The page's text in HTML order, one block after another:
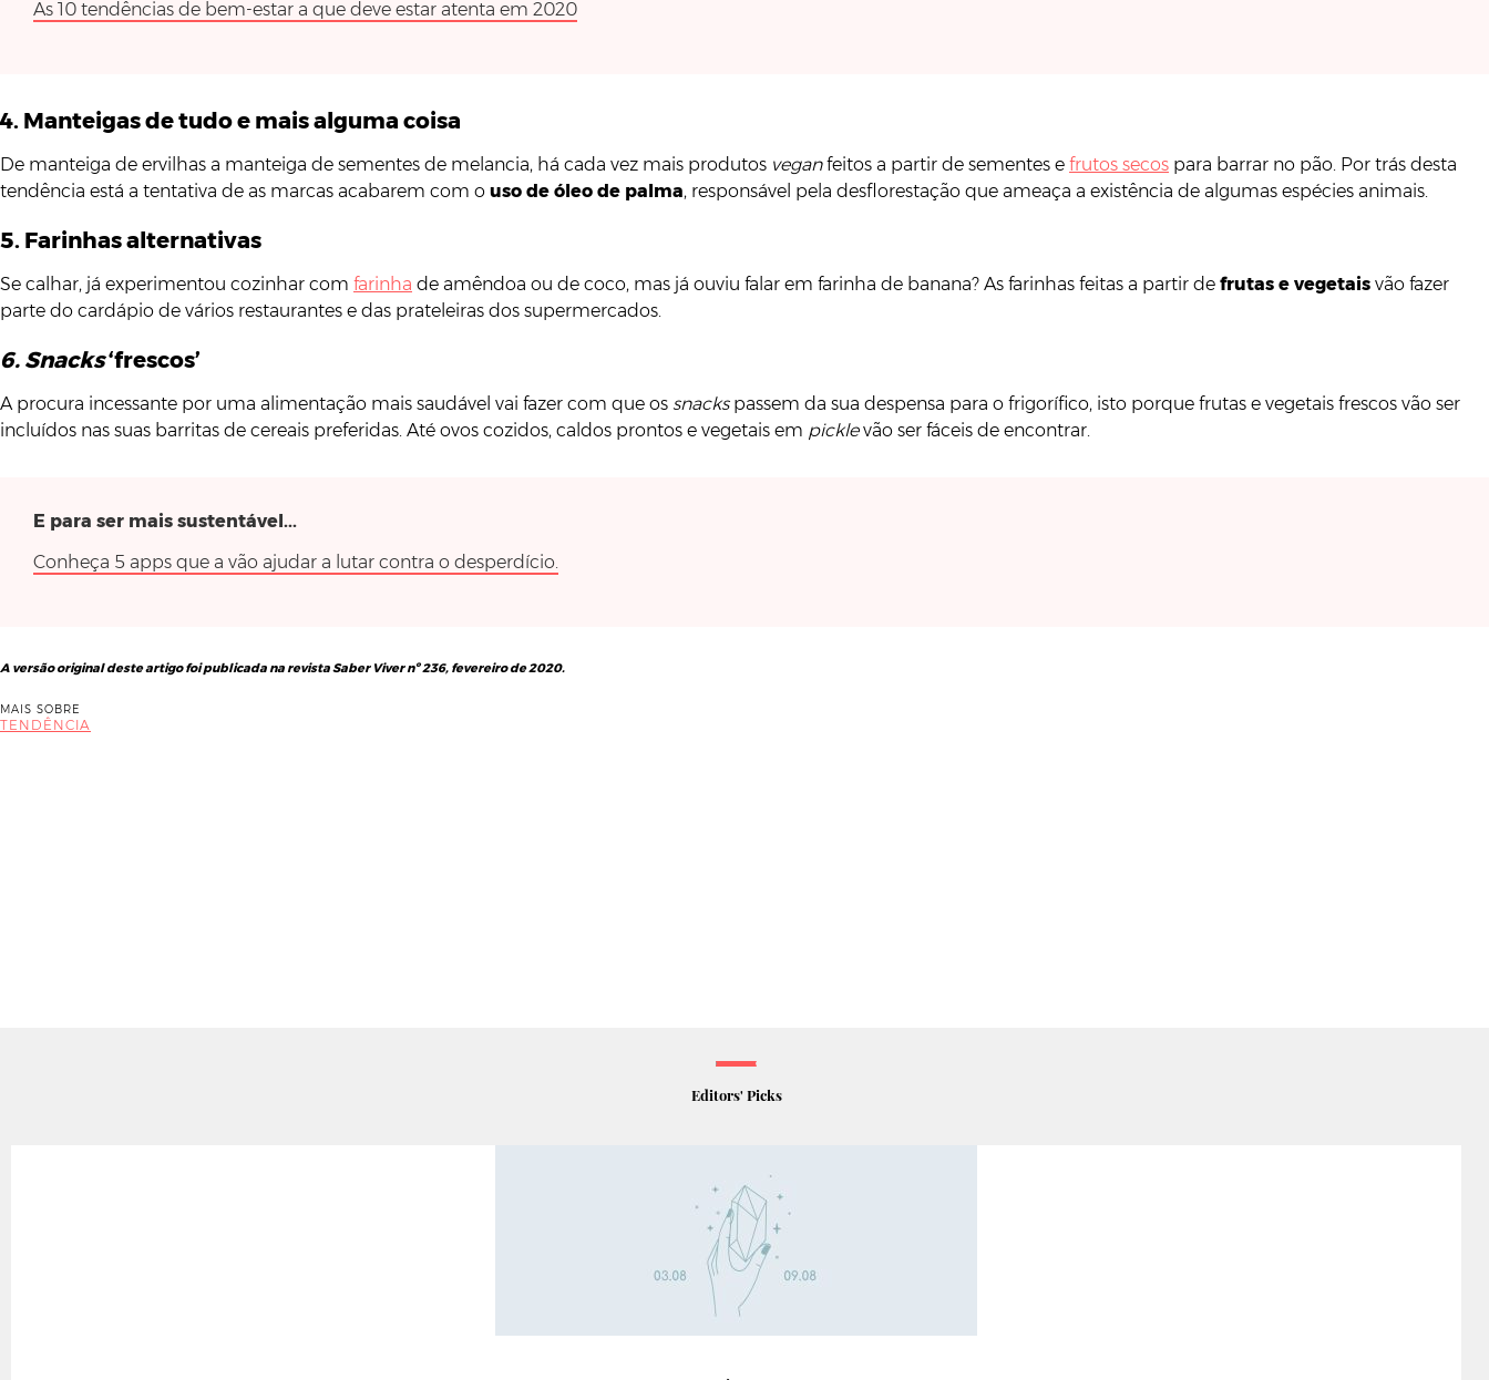
As 10 tendências de bem-estar a que deve estar atenta em 2020
4. Manteigas de tudo e mais alguma coisa
De manteiga de ervilhas a manteiga de sementes de melancia, há cada vez mais produtos veganfeitos a partir de sementes e frutos secos para barrar no pão. Por trás desta
tendência está a tentativa de as marcas acabarem com o uso de óleo de palma, responsável pela desflorestação que ameaça a existência de algumas espécies animais.
5. Farinhas alternativas
Se calhar, já experimentou cozinhar com farinha de amêndoa ou de coco, mas já ouviu falar em farinha de banana? As farinhas feitas a partir de frutas e vegetais vão fazer
parte do cardápio de vários restaurantes e das prateleiras dos supermercados.
6. Snacks‘frescos’
A procura incessante por uma alimentação mais saudável vai fazer com que os snacks passem da sua despensa para o frigorífico, isto porque frutas e vegetais frescos vão ser
incluídos nas suas barritas de cereais preferidas. Até ovos cozidos, caldos prontos e vegetais em picklevão ser fáceis de encontrar.
E para ser mais sustentável...
Conheça 5 apps que a vão ajudar a lutar contra o desperdício.
A versão original deste artigo foi publicada na revista Saber Viver nº 236, fevereiro de 2020.
MAIS SOBRE
TENDÊNCIA
Editors' Picks